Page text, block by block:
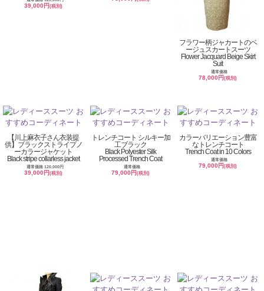
39,000円(税別)
フラワー柄ジャカートのベ
ージュスカートスーツ
Flower Jacquard Beige Skirt
Suit
通常価格
78,000円(税別)
【川上麻衣子さん衣装提
供】ブラックストライプノ
ーカラージャケット
Black stripe collarless jacket
通常価格 120,000円
39,000円(税別)
トレンチコート シルキー加
工ブラック
Black Polyester Silk
Processed Trench Coat
通常価格
79,000円(税別)
カラーバリエーション豊富
なトレンチコート
Trench Coat in 10 Colors
通常価格
79,000円(税別)